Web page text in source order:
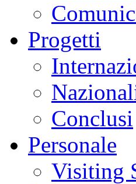
Progetti
Conclusi
Personale
Visiting